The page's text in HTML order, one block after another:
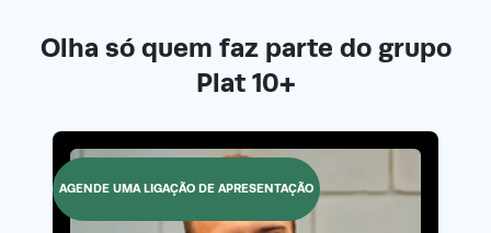
AGENDE UMA LIGAÇÃO DE APRESENTAÇÃO
Olha só quem faz parte do grupo
Plat 10+